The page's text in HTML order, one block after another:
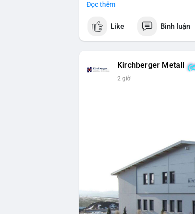
#vlikevn
📰 Nguồn: Cointelegraph
Đọc thêm
Like Bình luận
Kirchberger Metall
2 giờ